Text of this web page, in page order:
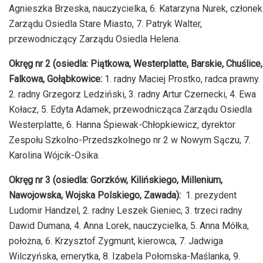
Agnieszka Brzeska, nauczycielka, 6. Katarzyna Nurek, członek
Zarządu Osiedla Stare Miasto, 7. Patryk Walter,
przewodniczący Zarządu Osiedla Helena.
Okręg nr 2 (osiedla: Piątkowa, Westerplatte, Barskie, Chuślice,
Falkowa, Gołąbkowice: 1. radny Maciej Prostko, radca prawny.
2. radny Grzegorz Ledziński, 3. radny Artur Czernecki, 4. Ewa
Kołacz, 5. Edyta Adamek, przewodnicząca Zarządu Osiedla
Westerplatte, 6. Hanna Śpiewak-Chłopkiewicz, dyrektor
Zespołu Szkolno-Przedszkolnego nr 2 w Nowym Sączu, 7.
Karolina Wójcik-Osika.
Okręg nr 3 (osiedla: Gorzków, Kilińskiego, Millenium,
Nawojowska, Wojska Polskiego, Zawada): 1. prezydent
Ludomir Handzel, 2. radny Leszek Gieniec, 3. trzeci radny
Dawid Dumana, 4. Anna Lorek, nauczycielka, 5. Anna Mółka,
położna, 6. Krzysztof Zygmunt, kierowca, 7. Jadwiga
Wilczyńska, emerytka, 8. Izabela Połomska-Maślanka, 9.